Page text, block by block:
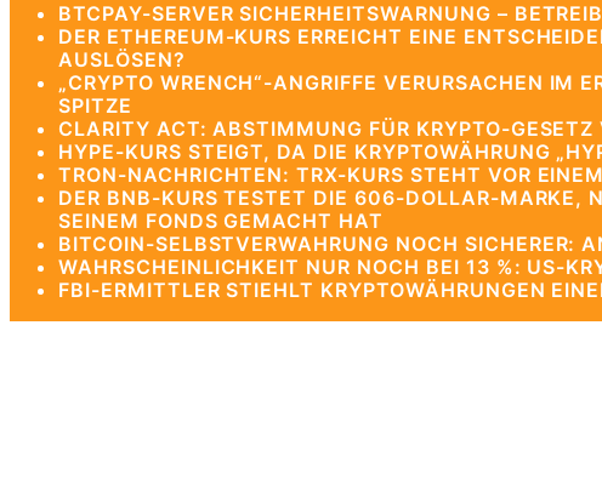
BTCPAY-SERVER SICHERHEITSWARNUNG –
DER ETHEREUM-KURS ERREICHT EINE
AUSLÖSEN?
„CRYPTO WRENCH“-ANGRIFFE VERURSACHEN IM
SPITZE
CLARITY ACT: ABSTIMMUNG FÜR KRYPTO-GESETZ
HYPE-KURS STEIGT, DA DIE KRYPTOWÄHRUNG
TRON-NACHRICHTEN: TRX-KURS STEHT VOR
DER BNB-KURS TESTET DIE 606-DOLLAR-MARKE,
SEINEM FONDS GEMACHT HAT
BITCOIN-SELBSTVERWAHRUNG NOCH SICHERER:
WAHRSCHEINLICHKEIT NUR NOCH BEI 13 %: US-
FBI-ERMITTLER STIEHLT KRYPTOWÄHRUNGEN